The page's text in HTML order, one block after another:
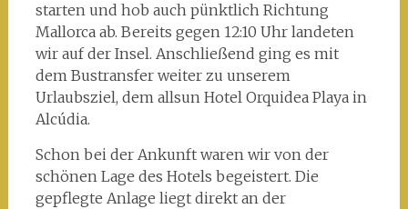
starten und hob auch pünktlich Richtung
Mallorca ab. Bereits gegen 12:10 Uhr landeten
wir auf der Insel. Anschließend ging es mit
dem Bustransfer weiter zu unserem
Urlaubsziel, dem allsun Hotel Orquidea Playa in
Alcúdia.
Schon bei der Ankunft waren wir von der
schönen Lage des Hotels begeistert. Die
gepflegte Anlage liegt direkt an der